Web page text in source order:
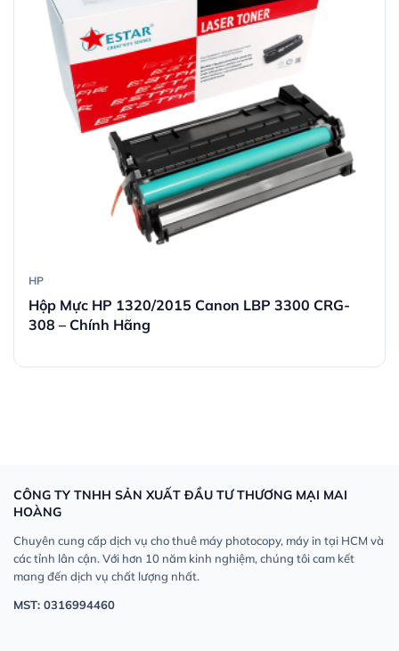
HP
Hộp Mực HP 1320/2015 Canon LBP 3300 CRG-
308 – Chính Hãng
CÔNG TY TNHH SẢN XUẤT ĐẦU TƯ THƯƠNG MẠI MAI
HOÀNG
Chuyên cung cấp dịch vụ cho thuê máy photocopy, máy in tại HCM và
các tỉnh lân cận. Với hơn 10 năm kinh nghiệm, chúng tôi cam kết
mang đến dịch vụ chất lượng nhất.
MST: 0316994460